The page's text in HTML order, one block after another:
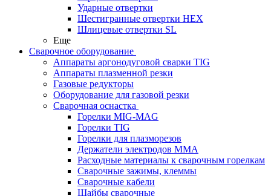
Ударные отвертки
Шестигранные отвертки HEX
Шлицевые отвертки SL
Еще
Сварочное оборудование
Аппараты аргонодуговой сварки TIG
Аппараты плазменной резки
Газовые редукторы
Оборудование для газовой резки
Сварочная оснастка
Горелки MIG-MAG
Горелки TIG
Горелки для плазморезов
Держатели электродов ММА
Расходные материалы к сварочным горелкам
Сварочные зажимы, клеммы
Сварочные кабели
Шайбы сварочные